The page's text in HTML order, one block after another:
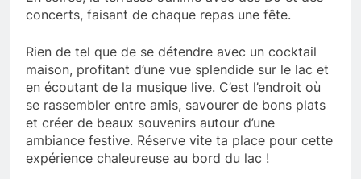
concerts, faisant de chaque repas une fête.
Rien de tel que de se détendre avec un cocktail
maison, profitant d’une vue splendide sur le lac et
en écoutant de la musique live. C’est l’endroit où
se rassembler entre amis, savourer de bons plats
et créer de beaux souvenirs autour d’une
ambiance festive. Réserve vite ta place pour cette
expérience chaleureuse au bord du lac !